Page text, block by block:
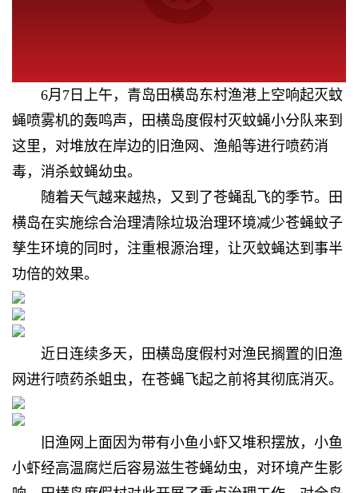
6月7日上午，青岛田横岛东村渔港上空响起灭蚊
蝇喷雾机的轰鸣声，田横岛度假村灭蚊蝇小分队来到
这里，对堆放在岸边的旧渔网、渔船等进行喷药消
毒，消杀蚊蝇幼虫。
随着天气越来越热，又到了苍蝇乱飞的季节。田
横岛在实施综合治理清除垃圾治理环境减少苍蝇蚊子
孳生环境的同时，注重根源治理，让灭蚊蝇达到事半
功倍的效果。
近日连续多天，田横岛度假村对渔民搁置的旧渔
网进行喷药杀蛆虫，在苍蝇飞起之前将其彻底消灭。
旧渔网上面因为带有小鱼小虾又堆积摆放，小鱼
小虾经高温腐烂后容易滋生苍蝇幼虫，对环境产生影